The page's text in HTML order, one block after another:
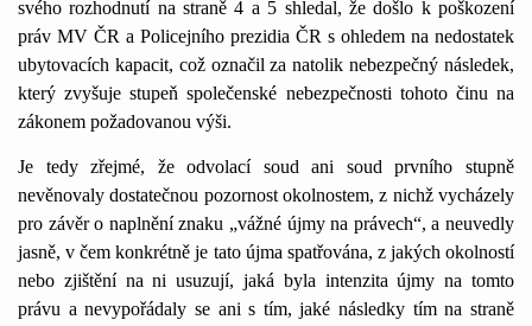
svého rozhodnutí na straně 4 a 5 shledal, že došlo k poškození
práv MV ČR a Policejního prezidia ČR s ohledem na nedostatek
ubytovacích kapacit, což označil za natolik nebezpečný následek,
který zvyšuje stupeň společenské nebezpečnosti tohoto činu na
zákonem požadovanou výši.
Je tedy zřejmé, že odvolací soud ani soud prvního stupně
nevěnovaly dostatečnou pozornost okolnostem, z nichž vycházely
pro závěr o naplnění znaku „vážné újmy na právech“, a neuvedly
jasně, v čem konkrétně je tato újma spatřována, z jakých okolností
nebo zjištění na ni usuzují, jaká byla intenzita újmy na tomto
právu a nevypořádaly se ani s tím, jaké následky tím na straně